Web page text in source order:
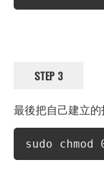
STEP 3
最後把自己建立的
sudo